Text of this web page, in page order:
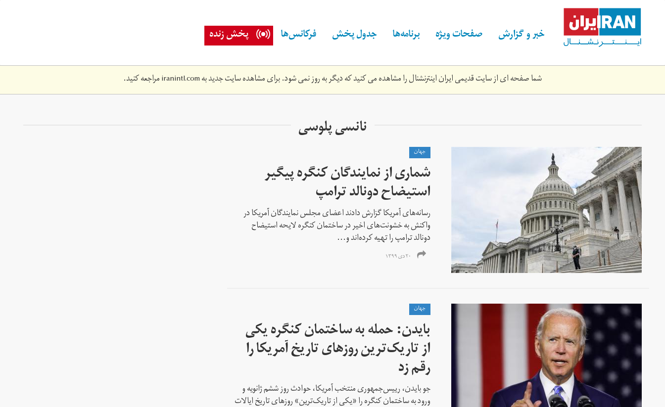
content خبر و گزارش صفحات ویژه برنامه‌ها جدول پخش فرکانس‌ها پخش زنده
شما صفحه ای از سایت قدیمی ایران اینترنشنال را مشاهده می کنید که دیگر به روز نمی شود. برای مشاهده سایت جدید بهiranintl.comمراجعه کنید.
نانسی پلوسی
جهان
شماری از نمایندگان کنگره پیگیر
استیضاح دونالد ترامپ
رسانه‌های آمریکا گزارش دادند اعضای مجلس نمایندگان آمریکا در
واکنش به خشونت‌های اخیر در ساختمان کنگره لایحه‌ استیضاح
دونالد ترامپ را تهیه کرده‌اند و...
۲۰ دی ۱۳۹۹
جهان
بایدن: حمله به ساختمان کنگره یکی
از تاریک‌ترین روزهای تاریخ آمریکا را
رقم زد
جو بایدن، رییس‌جمهوری منتخب آمریکا، حوادث روز ششم ژانویه و
ورود به ساختمان کنگره را «یکی از تاریک‌ترین» روزهای تاریخ ایالات